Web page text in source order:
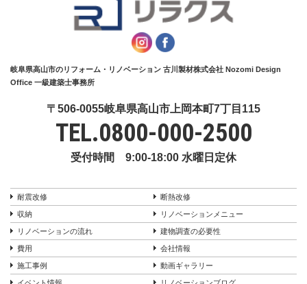
岐阜県高山市のリフォーム・リノベーション 古川製材株式会社 Nozomi Design
Office 一級建築士事務所
〒506-0055岐阜県高山市上岡本町7丁目115
TEL.0800-000-2500
受付時間 9:00-18:00 水曜日定休
耐震改修 断熱改修
収納 リノベーションメニュー
リノベーションの流れ 建物調査の必要性
費用 会社情報
施工事例 動画ギャラリー